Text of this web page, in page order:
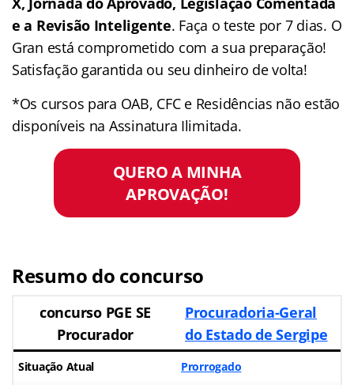
e a Revisão Inteligente. Faça o teste por 7 dias. O
Gran está comprometido com a sua preparação!
Satisfação garantida ou seu dinheiro de volta!
*Os cursos para OAB, CFC e Residências não estão
disponíveis na Assinatura Ilimitada.
QUERO A MINHA
APROVAÇÃO!
Resumo do concurso
concurso PGE SE
Procurador
Procuradoria-Geral
do Estado de Sergipe
Situação Atual Prorrogado